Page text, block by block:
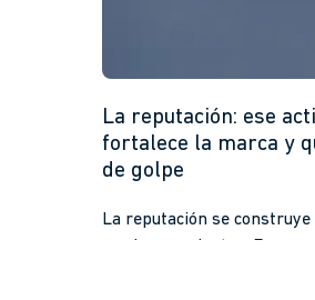
La reputación: ese
fortalece la marca y
de golpe
La reputación se